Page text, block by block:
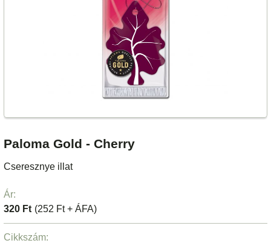
Paloma Gold - Cherry
Cseresznye illat
Ár:
320 Ft (252 Ft + ÁFA)
Cikkszám: